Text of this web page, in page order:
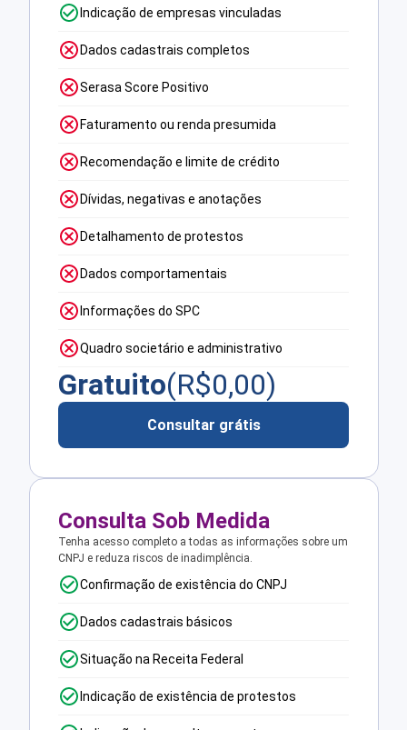
Indicação de empresas vinculadas
Dados cadastrais completos
Serasa Score Positivo
Faturamento ou renda presumida
Recomendação e limite de crédito
Dívidas, negativas e anotações
Detalhamento de protestos
Dados comportamentais
Informações do SPC
Quadro societário e administrativo
Gratuito(R$0,00)
Consultar grátis
Consulta Sob Medida
Tenha acesso completo a todas as informações sobre um
CNPJ e reduza riscos de inadimplência.
Confirmação de existência do CNPJ
Dados cadastrais básicos
Situação na Receita Federal
Indicação de existência de protestos